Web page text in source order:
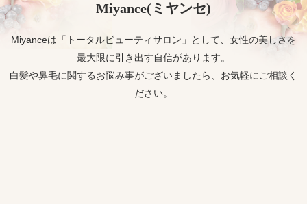
Miyance(ミヤンセ)
Miyanceは「トータルビューティサロン」として、女性の美しさを
最大限に引き出す自信があります。
白髪や鼻毛に関するお悩み事がございましたら、お気軽にご相談く
ださい。